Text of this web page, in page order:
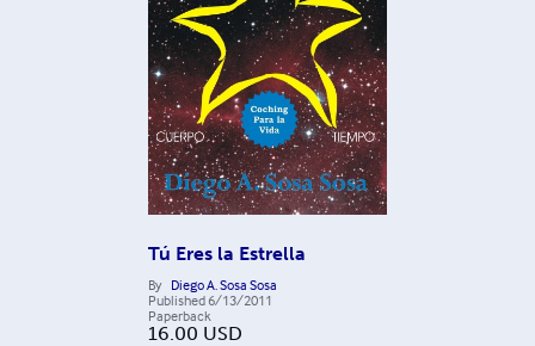
Tú Eres la Estrella
By Diego A. Sosa Sosa
Published 6/13/2011
Paperback
16.00 USD